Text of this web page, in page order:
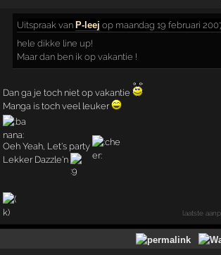
Uitspraak vanP-leej op maandag 19 februari
hele dikke line up!
Maar dan ben ik op vakantie !
Dan ga je toch niet op vakantie
Manga is toch veel leuker
Oeh Yeah, Let's party
Lekker Dazzle'n
laatste